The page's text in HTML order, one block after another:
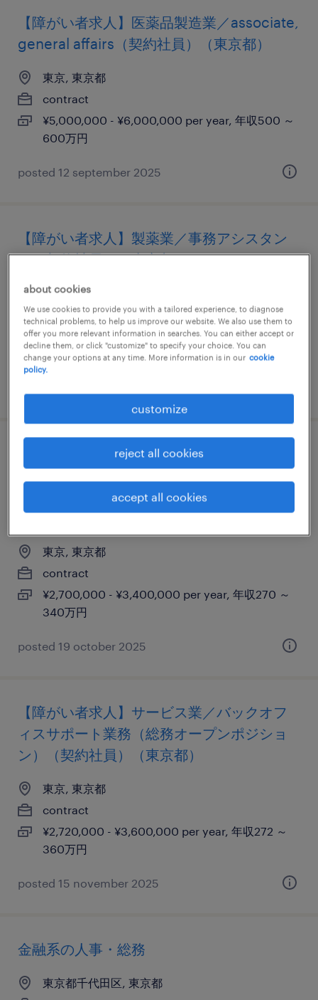
【障がい者求人】医薬品製造業／associate,
general affairs（契約社員）（東京都）
東京, 東京都
contract
¥5,000,000 - ¥6,000,000 per year, 年収500 ～
600万円
posted 12 september 2025
【障がい者求人】製薬業／事務アシスタン
ト（契約社員）（東京都）
東京, 東京都
contract
¥3,500,000 - ¥4,500,000 per year, 年収350 ～
450万円
【障がい者求人】人材サービス会社／行政
事業におけるサポート事務（ほぼ在宅ワー
ク、月に最大3～4回程度新宿出勤）（契約
社員）（東京都）
東京, 東京都
contract
¥2,700,000 - ¥3,400,000 per year, 年収270 ～
340万円
posted 19 october 2025
【障がい者求人】サービス業／バックオフ
ィスサポート業務（総務オープンポジショ
ン）（契約社員）（東京都）
東京, 東京都
contract
¥2,720,000 - ¥3,600,000 per year, 年収272 ～
360万円
posted 15 november 2025
金融系の人事・総務
東京都千代田区, 東京都
about cookies
We use cookies to provide you with a tailored experience, to diagnose
technical problems, to help us improve our website. We also use them to
offer you more relevant information in searches. You can either accept or
decline them, or click "customize" to specify your choice. You can
change your options at any time. More information is in our cookie
policy.
customize
reject all cookies
accept all cookies